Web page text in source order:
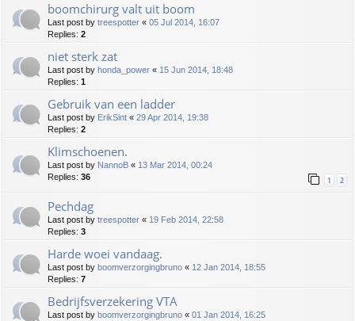
boomchirurg valt uit boom
Last post by treespotter « 05 Jul 2014, 16:07
Replies: 2
niet sterk zat
Last post by honda_power « 15 Jun 2014, 18:48
Replies: 1
Gebruik van een ladder
Last post by ErikSint « 29 Apr 2014, 19:38
Replies: 2
Klimschoenen.
Last post by NannoB « 13 Mar 2014, 00:24
Replies: 36 1 2
Pechdag
Last post by treespotter « 19 Feb 2014, 22:58
Replies: 3
Harde woei vandaag.
Last post by boomverzorgingbruno « 12 Jan 2014, 18:55
Replies: 7
Bedrijfsverzekering VTA
Last post by boomverzorgingbruno « 01 Jan 2014, 16:25